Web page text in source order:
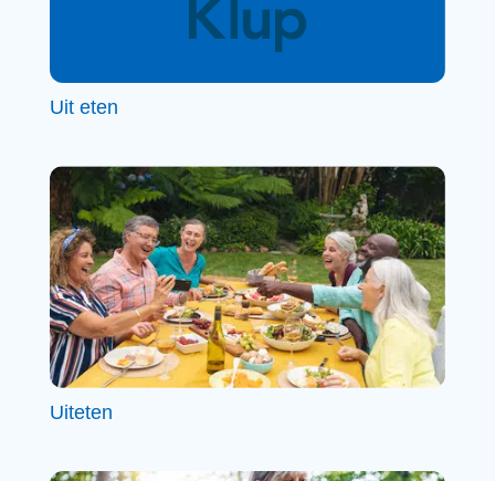
Uit eten
Uiteten